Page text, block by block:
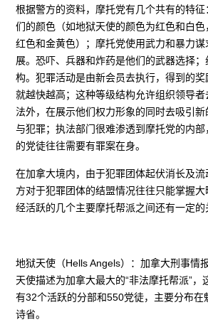
根据警方的资料，摩托党有几个共有的特
们的颜色（如地狱天使的颜色为红色和白
红色和金黄色）；摩托党使用武力和暴力
展。恐吓、兵器和炸药是他们的武器选择
构。犯罪活动是由新会员去执行，得到的
就越快越高；这种等级结构允许组织领导
法外，在展示他们权力形象的同时去吸引
与犯罪；执法部门很难渗透到摩托党的内
的党徒往往需要有罪案在身。
在加拿大境内，由于犯罪团体起伏消长及
方对于犯罪团体的结盟情况往往只能掌握
经活跃的几个主要摩托帮派之间还有一定的
地狱天使（Hells Angels）：加拿大刑事情
天使描述为加拿大最大的“非法摩托帮派”，
有32个活跃的分部和550党徒，主要分布在
诗省。